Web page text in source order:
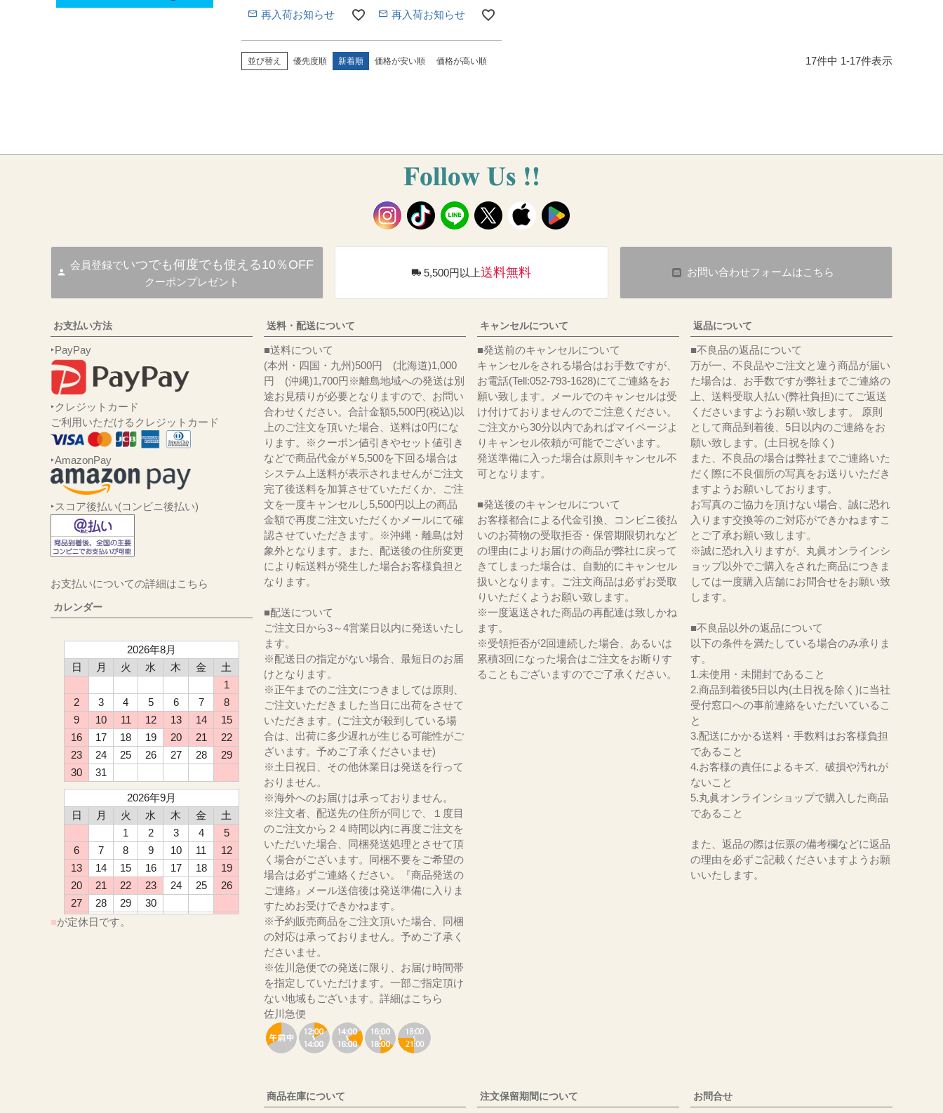
再入荷お知らせ
再入荷お知らせ
並び替え 優先度順 新着順 価格が安い順 価格が高い順 17件中 1-17件表示
会員登録でいつでも何度でも使える10％OFF
クーポンプレゼント
5,500円以上送料無料 お問い合わせフォームはこちら
お支払い方法
‣PayPay
‣クレジットカード
ご利用いただけるクレジットカード
‣AmazonPay
‣スコア後払い(コンビニ後払い)
お支払いについての詳細はこちら
カレンダー
2026年8月
日
月 火 水 木 金
土
1
2
3 4 5 6 7
8
9
10 11 12 13 14
15
16
17 18 19 20 21
22
23
24 25 26 27 28
29
30
31
2026年9月
日
月 火 水 木 金
土
1
2 3 4
5
6
7 8 9 10 11
12
13
14 15 16 17 18
19
20
21 22 23 24 25
26
27
28 29
30
■が定休日です。
送料・配送について
■送料について
(本州・四国・九州)500円 (北海道)1,000
円 (沖縄)1,700円※離島地域への発送は別
途お見積りが必要となりますので、お問い
合わせください。合計金額5,500円(税込)以
上のご注文を頂いた場合、送料は0円にな
ります。※クーポン値引きやセット値引き
などで商品代金が￥5,500を下回る場合は
システム上送料が表示されませんがご注文
完了後送料を加算させていただくか、ご注
文を一度キャンセルし5,500円以上の商品
金額で再度ご注文いただくかメールにて確
認させていただきます。※沖縄・離島は対
象外となります。また、配送後の住所変更
により転送料が発生した場合お客様負担と
なります。
■配送について
ご注文日から3～4営業日以内に発送いたし
ます。
※配送日の指定がない場合、最短日のお届
けとなります。
※正午までのご注文につきましては原則、
ご注文いただきました当日に出荷をさせて
いただきます。(ご注文が殺到している場
合は、出荷に多少遅れが生じる可能性がご
ざいます。予めご了承くださいませ)
※土日祝日、その他休業日は発送を行って
おりません。
※海外へのお届けは承っておりません。
※注文者、配送先の住所が同じで、１度目
のご注文から２４時間以内に再度ご注文を
いただいた場合、同梱発送処理とさせて頂
く場合がございます。同梱不要をご希望の
場合は必ずご連絡ください。『商品発送の
ご連絡』メール送信後は発送準備に入りま
すためお受けできかねます。
※予約販売商品をご注文頂いた場合、同梱
の対応は承っておりません。予めご了承く
ださいませ。
※佐川急便での発送に限り、お届け時間帯
を指定していただけます。一部ご指定頂け
ない地域もございます。 詳細はこちら
佐川急便
キャンセルについて
■発送前のキャンセルについて
キャンセルをされる場合はお手数ですが、
お電話(Tell:052-793-1628)にてご連絡をお
願い致します。メールでのキャンセルは受
け付けておりませんのでご注意ください。
ご注文から30分以内であればマイページよ
りキャンセル依頼が可能でございます。
発送準備に入った場合は原則キャンセル不
可となります。
■発送後のキャンセルについて
お客様都合による代金引換、コンビニ後払
いのお荷物の受取拒否・保管期限切れなど
の理由によりお届けの商品が弊社に戻って
きてしまった場合は、自動的にキャンセル
扱いとなります。ご注文商品は必ずお受取
りいただくようお願い致します。
※一度返送された商品の再配達は致しかね
ます。
※受領拒否が2回連続した場合、あるいは
累積3回になった場合はご注文をお断りす
ることもございますのでご了承ください。
返品について
■不良品の返品について
万が一、不良品やご注文と違う商品が届い
た場合は、お手数ですが弊社までご連絡の
上、送料受取人払い(弊社負担)にてご返送
くださいますようお願い致します。 原則
として商品到着後、5日以内のご連絡をお
願い致します。(土日祝を除く)
また、不良品の場合は弊社までご連絡いた
だく際に不良個所の写真をお送りいただき
ますようお願いしております。
お写真のご協力を頂けない場合、誠に恐れ
入ります交換等のご対応ができかねますこ
とご了承お願い致します。
※誠に恐れ入りますが、丸眞オンラインシ
ョップ以外でご購入をされた商品につきま
しては一度購入店舗にお問合せをお願い致
します。
■不良品以外の返品について
以下の条件を満たしている場合のみ承りま
す。
1.未使用・未開封であること
2.商品到着後5日以内(土日祝を除く)に当社
受付窓口への事前連絡をいただいているこ
と
3.配送にかかる送料・手数料はお客様負担
であること
4.お客様の責任によるキズ、破損や汚れが
ないこと
5.丸眞オンラインショップで購入した商品
であること
また、返品の際は伝票の備考欄などに返品
の理由を必ずご記載くださいますようお願
いいたします。
商品在庫について 注文保留期間について お問合せ